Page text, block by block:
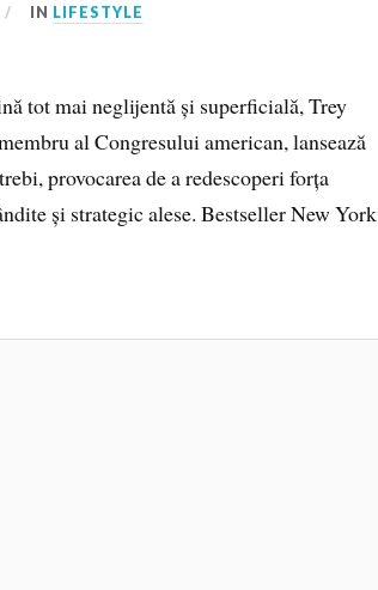
IN LIFESTYLE
tot mai neglijentă și superficială, Trey
al Congresului american, lansează
provocarea de a redescoperi forța
și strategic alese. Bestseller New York